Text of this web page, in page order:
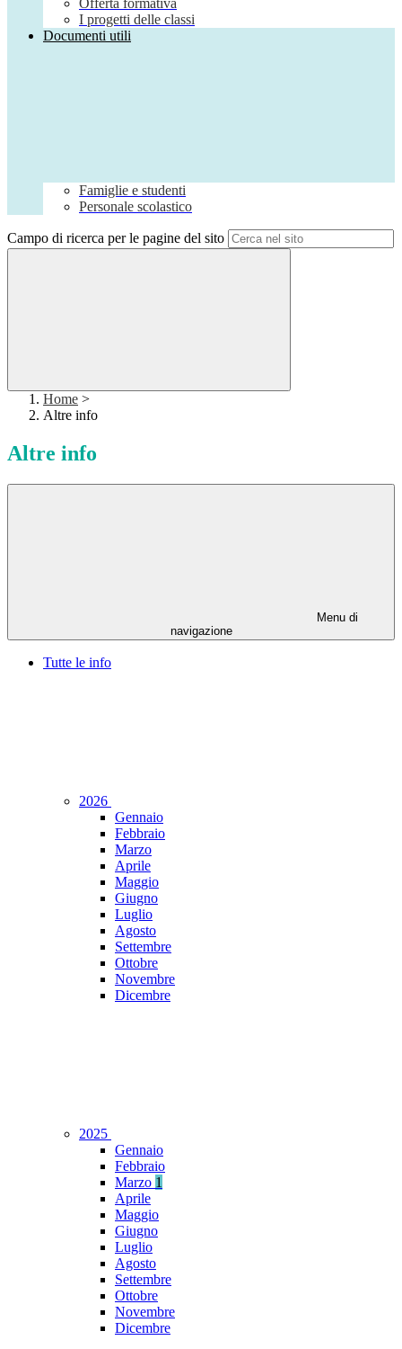
Offerta formativa
I progetti delle classi
Documenti utili
Famiglie e studenti
Personale scolastico
Campo di ricerca per le pagine del sito
Home >
Altre info
Altre info
Menu di
navigazione
Tutte le info
2026
Gennaio
Febbraio
Marzo
Aprile
Maggio
Giugno
Luglio
Agosto
Settembre
Ottobre
Novembre
Dicembre
2025
Gennaio
Febbraio
Marzo 1
Aprile
Maggio
Giugno
Luglio
Agosto
Settembre
Ottobre
Novembre
Dicembre